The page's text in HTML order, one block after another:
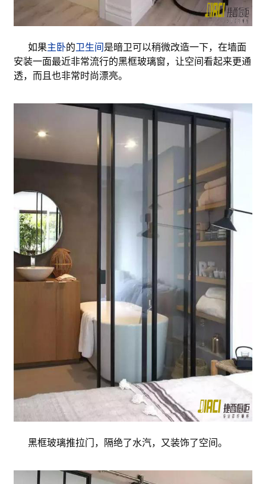
如果主卧的卫生间 是暗卫可以稍微改造一下，在墙面
安装一面最近非常流行的黑框玻璃窗，让空间看起来更通
透，而且也非常时尚漂亮。
黑框玻璃推拉门，隔绝了水汽，又装饰了空间。